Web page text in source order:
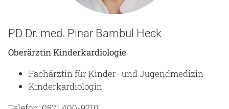
PD Dr. med. Pinar Bambul Heck
Oberärztin Kinderkardiologie
Fachärztin für Kinder- und Jugendmedizin
Kinderkardiologin